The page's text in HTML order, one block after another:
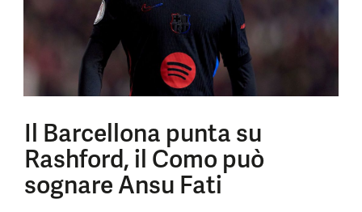
Il Barcellona punta su
Rashford, il Como può
sognare Ansu Fati